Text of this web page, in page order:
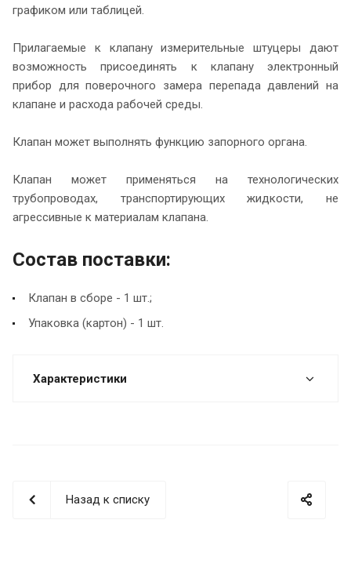
графиком или таблицей.
Прилагаемые к клапану измерительные штуцеры дают
возможность присоединять к клапану электронный
прибор для поверочного замера перепада давлений на
клапане и расхода рабочей среды.
Клапан может выполнять функцию запорного органа.
Клапан может применяться на технологических
трубопроводах, транспортирующих жидкости, не
агрессивные к материалам клапана.
Состав поставки:
Клапан в сборе - 1 шт.;
Упаковка (картон) - 1 шт.
Характеристики
Назад к списку